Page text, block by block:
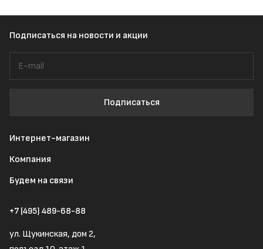
Подписаться на новости и акции
Подписаться
Интернет-магазин
Компания
Будем на связи
+7 (495) 489-68-88
ул. Щукинская, дом 2,